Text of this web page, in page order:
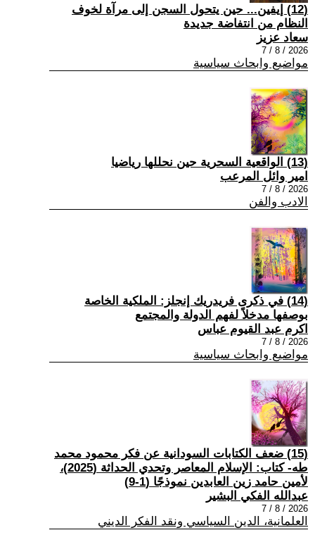
(12) إيفين... حين يتحول السجن إلى مرآة لخوف
النظام من انتفاضة جديدة
سعاد عزيز
2026 / 8 / 7
مواضيع وابحاث سياسية
(13) الواقعية السحرية حين نحللها رياضيا
امير وائل المرعب
2026 / 8 / 7
الادب والفن
(14) في ذكرى فريدريك إنجلز: الملكية الخاصة
بوصفها مدخلاً لفهم الدولة والمجتمع
اكرم عبد القيوم عباس
2026 / 8 / 7
مواضيع وابحاث سياسية
(15) ضعف الكتابات السودانية عن فكر محمود محمد
طه- كتاب: الإسلام المعاصر وتحدي الحداثة (2025)،
لأمين حامد زين العابدين نموذجًا (1-9)
عبدالله الفكي البشير
2026 / 8 / 7
العلمانية، الدين السياسي ونقد الفكر الديني